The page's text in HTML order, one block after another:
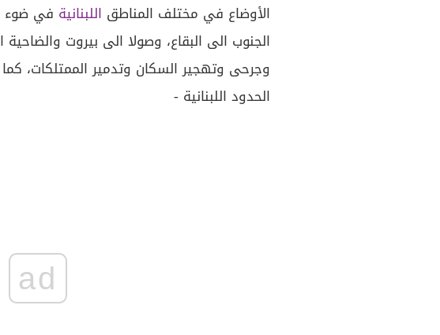
الأوضاع في مختلف المناطق اللبنانية في ضوء
الجنوب الى البقاع، وصولا الى بيروت
وجرحى وتهجير السكان وتدمير الممتلكات،
الحدود اللبنانية -
ad